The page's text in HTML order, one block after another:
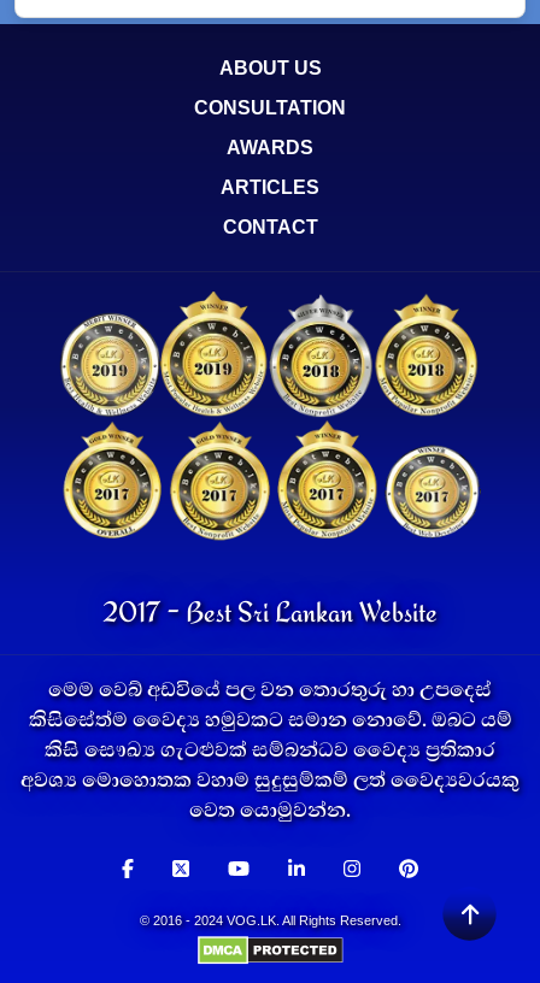
ABOUT US
CONSULTATION
AWARDS
ARTICLES
CONTACT
2017 - Best Sri Lankan Website
මෙම වෙබ් අඩවියේ පල වන තොරතුරු හා උපදෙස්
කිසිසේත්ම වෛද්‍ය හමුවකට සමාන නොවේ. ඔබට යම්
කිසි සෞඛ්‍ය ගැටළුවක් සම්බන්ධව වෛද්‍ය ප්‍රතිකාර
අවශ්‍ය මොහොතක වහාම සුදුසුම්කම් ලත් වෛද්‍යවරයකු
වෙත යොමුවන්න.
© 2016 - 2024 VOG.LK. All Rights Reserved.